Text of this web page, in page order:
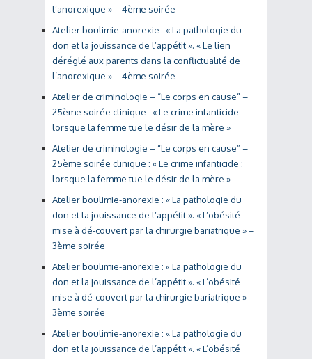
l’anorexique » – 4ème soirée
Atelier boulimie-anorexie : « La pathologie du
don et la jouissance de l’appétit ». « Le lien
déréglé aux parents dans la conflictualité de
l’anorexique » – 4ème soirée
Atelier de criminologie – “Le corps en cause” –
25ème soirée clinique : « Le crime infanticide :
lorsque la femme tue le désir de la mère »
Atelier de criminologie – “Le corps en cause” –
25ème soirée clinique : « Le crime infanticide :
lorsque la femme tue le désir de la mère »
Atelier boulimie-anorexie : « La pathologie du
don et la jouissance de l’appétit ». « L’obésité
mise à dé-couvert par la chirurgie bariatrique » –
3ème soirée
Atelier boulimie-anorexie : « La pathologie du
don et la jouissance de l’appétit ». « L’obésité
mise à dé-couvert par la chirurgie bariatrique » –
3ème soirée
Atelier boulimie-anorexie : « La pathologie du
don et la jouissance de l’appétit ». « L’obésité